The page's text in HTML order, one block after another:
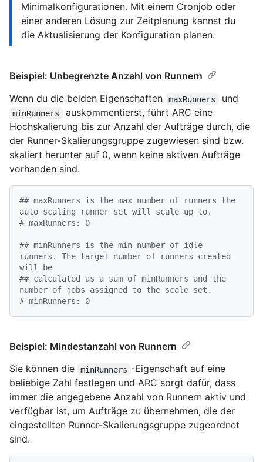
Minimalkonfigurationen. Mit einem Cronjob oder
einer anderen Lösung zur Zeitplanung kannst du
die Aktualisierung der Konfiguration planen.
Beispiel: Unbegrenzte Anzahl von Runnern
Wenn du die beiden Eigenschaften
maxRunners und
minRunners
auskommentierst, führt ARC eine
Hochskalierung bis zur Anzahl der Aufträge durch, die
der Runner-Skalierungsgruppe zugewiesen sind bzw.
skaliert herunter auf 0, wenn keine aktiven Aufträge
vorhanden sind.
## maxRunners is the max number of runners the
auto scaling runner set will scale up to.
# maxRunners: 0
## minRunners is the min number of idle
runners. The target number of runners created
will be
## calculated as a sum of minRunners and the
number of jobs assigned to the scale set.
# minRunners: 0
Beispiel: Mindestanzahl von Runnern
Sie können die
minRunners -Eigenschaft auf eine
beliebige Zahl festlegen und ARC sorgt dafür, dass
immer die angegebene Anzahl von Runnern aktiv und
verfügbar ist, um Aufträge zu übernehmen, die der
eingestellten Runner-Skalierungsgruppe zugeordnet
sind.